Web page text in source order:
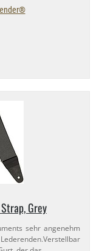
Grey
sehr angenehm